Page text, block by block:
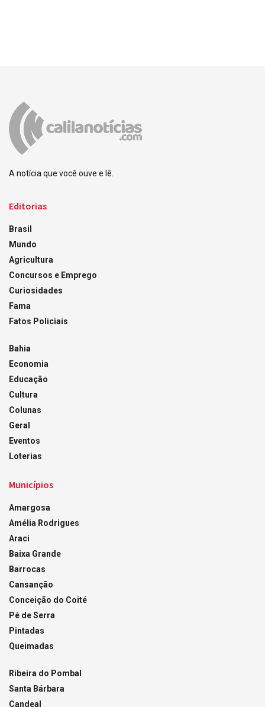
A notícia que você ouve e lê.
Editorias
Brasil
Mundo
Agricultura
Concursos e Emprego
Curiosidades
Fama
Fatos Policiais
Bahia
Economia
Educação
Cultura
Colunas
Geral
Eventos
Loterias
Municípios
Amargosa
Amélia Rodrigues
Araci
Baixa Grande
Barrocas
Cansanção
Conceição do Coité
Pé de Serra
Pintadas
Queimadas
Ribeira do Pombal
Santa Bárbara
Candeal